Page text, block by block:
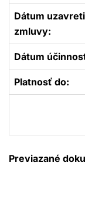
Dátum
zmluvy:
Dátum
Platnosť do:
Previazané